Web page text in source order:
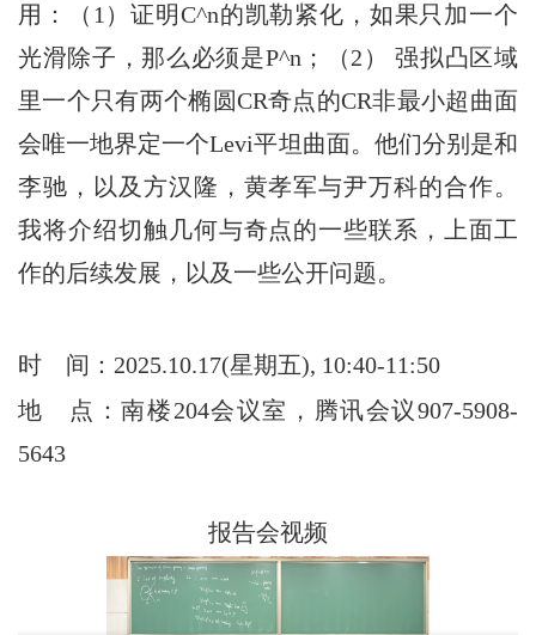
用：（1）证明C^n的凯勒紧化，如果只加一个
光滑除子，那么必须是P^n；（2） 强拟凸区域
里一个只有两个椭圆CR奇点的CR非最小超曲面
会唯一地界定一个Levi平坦曲面。他们分别是和
李驰，以及方汉隆，黄孝军与尹万科的合作。
我将介绍切触几何与奇点的一些联系，上面工
作的后续发展，以及一些公开问题。
时
间：2025.10.17(星期五), 10:40-11:50
地
点：南楼204会议室，腾讯会议907-5908-
5643
报告会视频